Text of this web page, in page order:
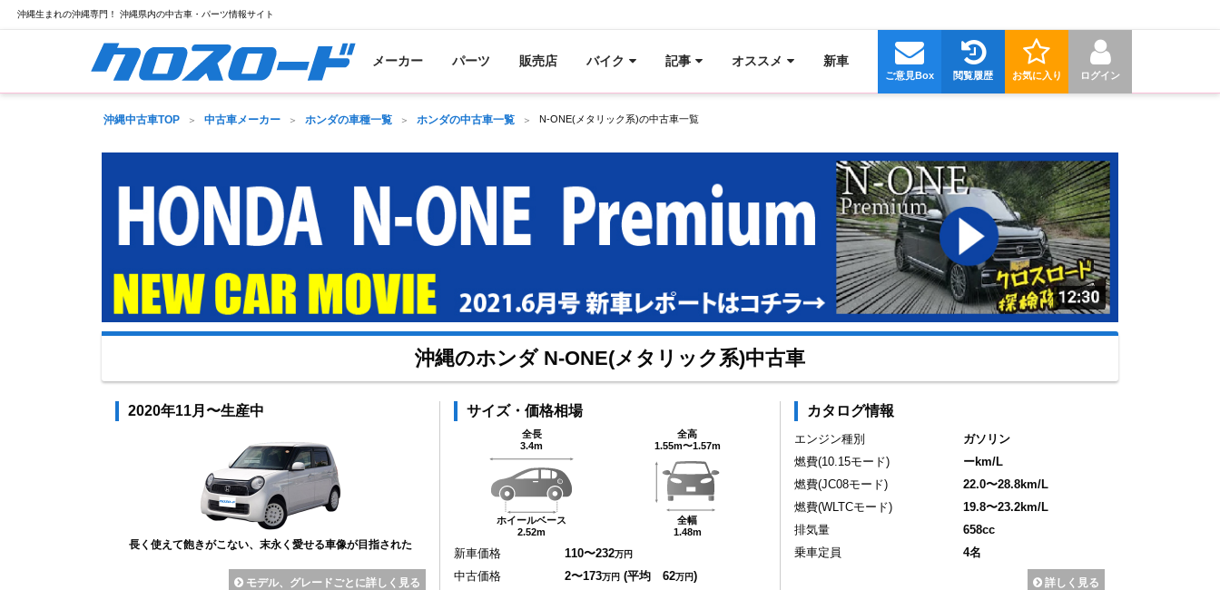
沖縄生まれの沖縄専門！ 沖縄県内の中古車・パーツ情報サイト
メーカー パーツ 販売店 バイク 記事 オススメ 新車
ログイン
お気に入り
閲覧履歴
ご意見Box
沖縄中古車TOP 中古車メーカー ホンダの車種一覧 ホンダの中古車一覧 N-ONE(メタリック系)の中古車一覧
沖縄のホンダ N-ONE(メタリック系)中古車
2020年11月〜生産中
長く使えて飽きがこない、末永く愛せる車像が目指された
モデル、グレードごとに詳しく見る
サイズ・価格相場
全長
3.4m
ホイールベース
2.52m
全高
1.55m〜1.57m
全幅
1.48m
新車価格 110〜232万円
中古価格 2〜173万円 (平均 62万円)
カタログ情報
エンジン種別
ガソリン
燃費(10.15モード)
ーkm/L
燃費(JC08モード)
22.0〜28.8km/L
燃費(WLTCモード)
19.8〜23.2km/L
排気量
658cc
乗車定員
4名
詳しく見る